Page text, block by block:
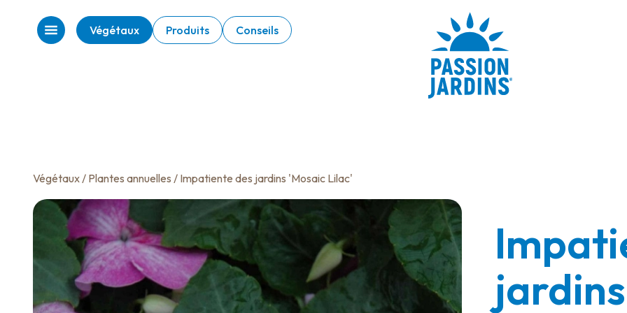
Végétaux Produits Conseils
Végétaux/ Plantes annuelles / Impatiente des jardins 'Mosaic Lilac'